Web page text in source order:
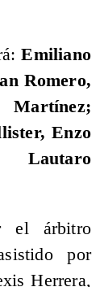
Emiliano
Romero,
Martínez;
Enzo
Lautaro
el árbitro
por
Herrera,